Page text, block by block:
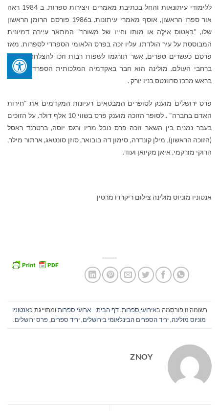
ללימודי עיתונאות והחל בכתיבת מאמרים ויצירות ספרות. ב 1984 ראה
אור ספרו הראשון, אוסף מאמרי עיתונות. ב1986 פורסם הרומן הראשון
שלו, "בֵאָטוּס אילֶה או מותו וחייו של משורר" המתאר עיירה דמיונית
המבוססת על עיר הולדתו, עליו זכה בפרס הלאומי הספרדי לספרות. מאז
פרסם כעשרים ספרים, אשר תורגמו לשפות רבות וזכו להצלחה עצומה
ברחבי העולם. מולינה הוא חבר באקדמיה המלכותית הספרדית ועמד
בראש מרכז סרוונטס בניו יורק .
פרס ירושלים מוענק לסופרים המבטאים רעיונות המקדמים את "חירות
האדם בחברה" . לסופר הזוכה מוענק פרס בשווי 10 אלף דולר. על הזוכים
בעבר נמנים בין השאר זוכה פרס נובל מריו ורגס יוסה, ברטרנד ראסל
(הזוכה הראשון), מילן קונדרה, סימון דה בובואר, סוזן סונטאג, ארתור מילר,
הרוקי מורקמי, איאן מקיואן ועוד.
אנטוניו מוניוס מולינה צילום ריקרדו מרטין
רשומה זו פורסמה באירועי ספרות,דף הבית - ארועי ספרותומתוייגת כאנטוניו
מוניוס מולינה,יריד הספרים הבינלאומי בירושלים,יריד ספרים,פרס ירושלים.
ZNOY